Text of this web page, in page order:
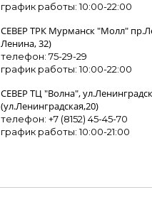
график работы: 10:00-22:00
СЕВЕР ТРК Мурманск "Молл"
Ленина, 32)
телефон: 75-29-29
график работы: 10:00-22:00
СЕВЕР ТЦ "Волна",
(ул.Ленинградская,20)
телефон: +7 (8152) 45-45-70
график работы: 10:00-21:00